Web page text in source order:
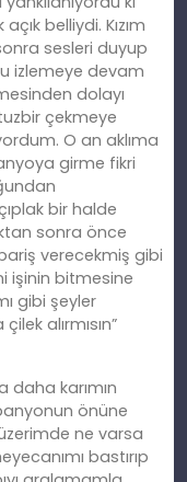
belliydi. Kızım
sesleri duyup
izlemeye devam
dolayı
çekmeye
O an aklıma
girme fikri
bir halde
sonra önce
verecekmiş gibi
işinin bitmesine
gibi şeyler
alırmısın”
daha karımın
önüne
ne varsa
bastırıp